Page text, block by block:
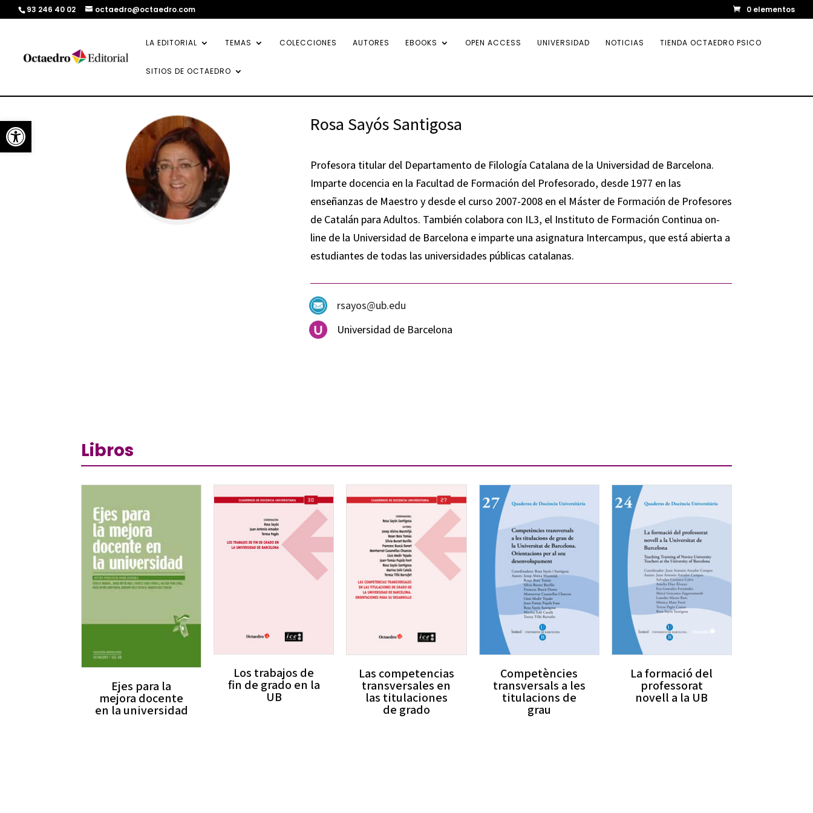
Abrir barra de herramientas
93 246 40 02 octaedro@octaedro.com 0 elementos
LA EDITORIAL TEMAS COLECCIONES AUTORES EBOOKS OPEN ACCESS UNIVERSIDAD NOTICIAS TIENDA OCTAEDRO PSICO
SITIOS DE OCTAEDRO
Rosa Sayós Santigosa
Profesora titular del Departamento de Filología Catalana de la Universidad de Barcelona.
Imparte docencia en la Facultad de Formación del Profesorado, desde 1977 en las
enseñanzas de Maestro y desde el curso 2007-2008 en el Máster de Formación de Profesores
de Catalán para Adultos. También colabora con IL3, el Instituto de Formación Continua on-
line de la Universidad de Barcelona e imparte una asignatura Intercampus, que está abierta a
estudiantes de todas las universidades públicas catalanas.
rsayos@ub.edu
Universidad de Barcelona
Libros
Ejes para la
mejora docente
en la universidad
Los trabajos de
fin de grado en la
UB
Las competencias
transversales en
las titulaciones
de grado
Competències
transversals a les
titulacions de
grau
La formació del
professorat
novell a la UB